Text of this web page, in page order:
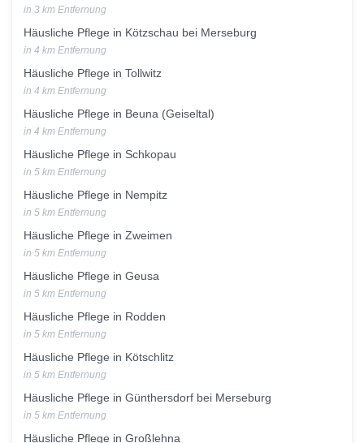
in 3 km Entfernung
Häusliche Pflege in Kötzschau bei Merseburg
in 4 km Entfernung
Häusliche Pflege in Tollwitz
in 4 km Entfernung
Häusliche Pflege in Beuna (Geiseltal)
in 4 km Entfernung
Häusliche Pflege in Schkopau
in 5 km Entfernung
Häusliche Pflege in Nempitz
in 5 km Entfernung
Häusliche Pflege in Zweimen
in 5 km Entfernung
Häusliche Pflege in Geusa
in 5 km Entfernung
Häusliche Pflege in Rodden
in 5 km Entfernung
Häusliche Pflege in Kötschlitz
in 5 km Entfernung
Häusliche Pflege in Günthersdorf bei Merseburg
in 5 km Entfernung
Häusliche Pflege in Großlehna